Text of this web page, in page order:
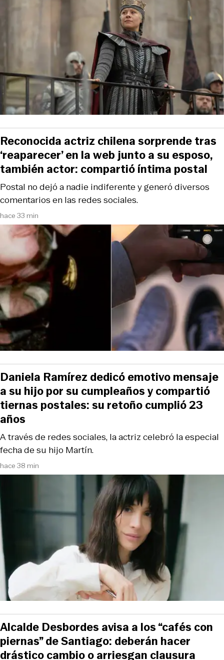
hace 33 min
Postal no dejó a nadie indiferente y generó diversos
comentarios en las redes sociales.
Reconocida actriz chilena sorprende tras
‘reaparecer’ en la web junto a su esposo,
también actor: compartió íntima postal
hace 38 min
A través de redes sociales, la actriz celebró la especial
fecha de su hijo Martín.
Daniela Ramírez dedicó emotivo mensaje
a su hijo por su cumpleaños y compartió
tiernas postales: su retoño cumplió 23
años
Alcalde Desbordes avisa a los “cafés con
piernas” de Santiago: deberán hacer
drástico cambio o arriesgan clausura